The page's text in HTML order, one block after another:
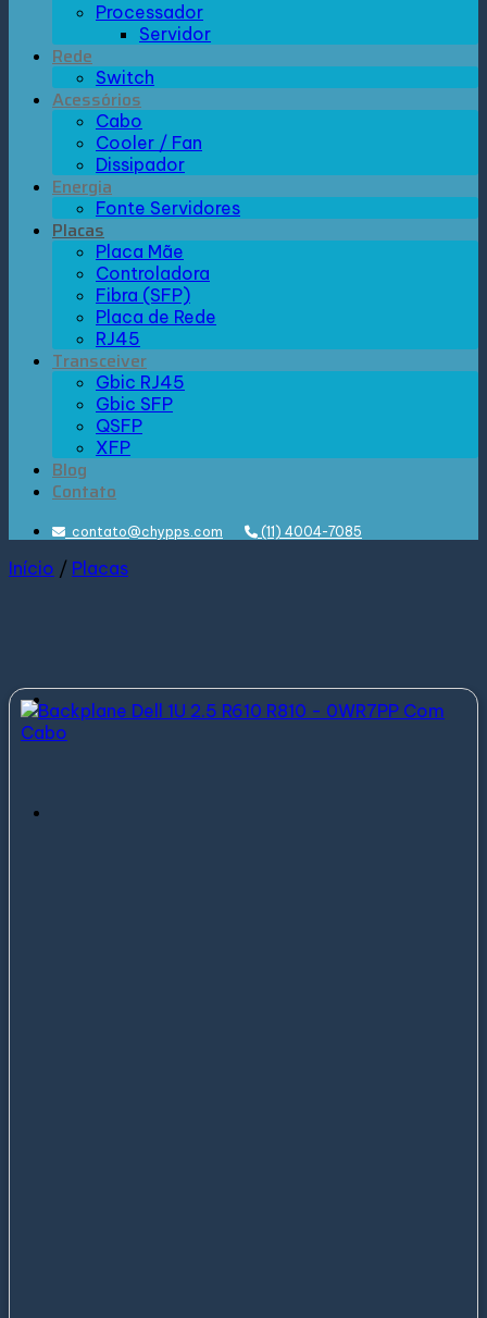
Processador
Servidor
Rede
Switch
Acessórios
Cabo
Cooler / Fan
Dissipador
Energia
Fonte Servidores
Placas
Placa Mãe
Controladora
Fibra (SFP)
Placa de Rede
RJ45
Transceiver
Gbic RJ45
Gbic SFP
QSFP
XFP
Blog
Contato
contato@chypps.com (11) 4004-7085
Início / Placas